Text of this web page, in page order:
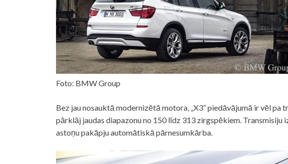
Foto: BMW Group
Bez jau nosauktā modernizētā motora, „X3” piedāvājumā ir vēl pa
pārklāj jaudas diapazonu no 150 līdz 313 zirgspēkiem. Transmisiju
astoņu pakāpju automātiskā pārnesumkārba.